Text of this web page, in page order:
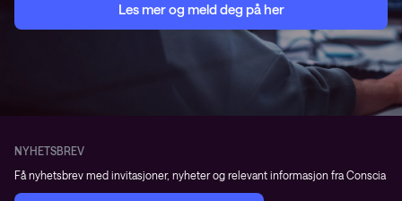
Les mer og meld deg på her
NYHETSBREV
Få nyhetsbrev med invitasjoner, nyheter og relevant informasjon fra Conscia